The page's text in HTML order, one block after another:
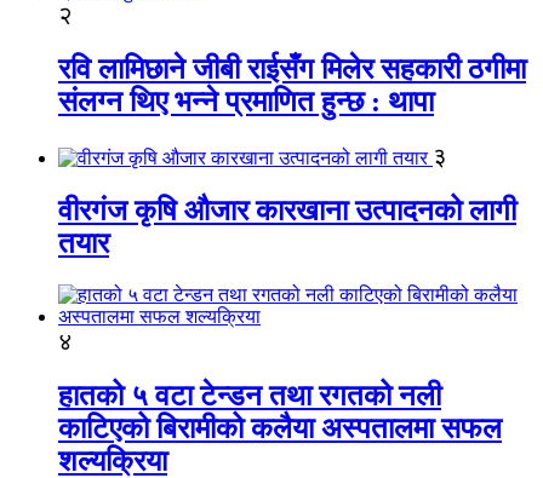
२
रवि लामिछाने जीबी राईसँग मिलेर सहकारी ठगीमा
संलग्न थिए भन्ने प्रमाणित हुन्छ : थापा
३
वीरगंज कृषि औजार कारखाना उत्पादनको लागी
तयार
४
हातको ५ वटा टेन्डन तथा रगतको नली
काटिएको बिरामीको कलैया अस्पतालमा सफल
शल्यक्रिया